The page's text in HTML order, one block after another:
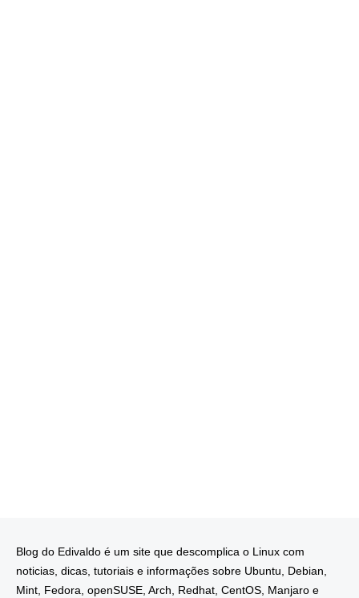
Blog do Edivaldo é um site que descomplica o Linux com
noticias, dicas, tutoriais e informações sobre Ubuntu, Debian,
Mint, Fedora, openSUSE, Arch, Redhat, CentOS, Manjaro e